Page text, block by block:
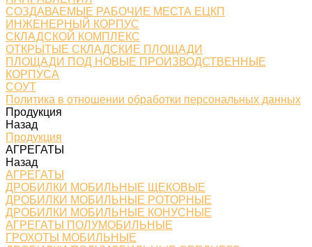
СОЗДАВАЕМЫЕ РАБОЧИЕ МЕСТА ЕЦКП
ИНЖЕНЕРНЫЙ КОРПУС
СКЛАДСКОЙ КОМПЛЕКС
ОТКРЫТЫЕ СКЛАДСКИЕ ПЛОЩАДИ
ПЛОЩАДИ ПОД НОВЫЕ ПРОИЗВОДСТВЕННЫЕ
КОРПУСА
СОУТ
Политика в отношении обработки персональных данных
Продукция
Назад
Продукция
АГРЕГАТЫ
Назад
АГРЕГАТЫ
ДРОБИЛКИ МОБИЛЬНЫЕ ЩЕКОВЫЕ
ДРОБИЛКИ МОБИЛЬНЫЕ РОТОРНЫЕ
ДРОБИЛКИ МОБИЛЬНЫЕ КОНУСНЫЕ
АГРЕГАТЫ ПОЛУМОБИЛЬНЫЕ
ГРОХОТЫ МОБИЛЬНЫЕ